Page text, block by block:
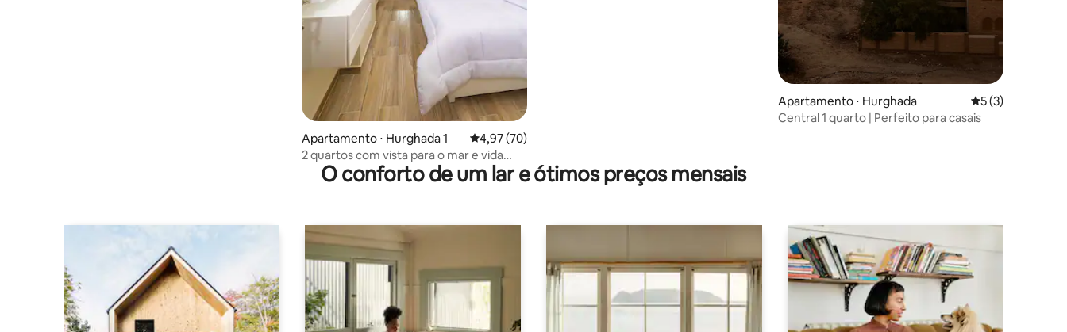
Apartamento ⋅ Hurghada 1 4,97 de uma avaliação média de 5, 70 avaliações
4,97 (70)
2 quartos com vista para o mar e vida
marinha e urbana
Apartamento ⋅ Hurghada 5 de uma
5 (3)
Central 1 quarto | Perfeito para casais
O conforto de um lar e ótimos preços mensais